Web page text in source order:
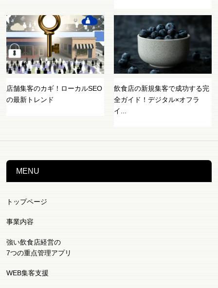
店舗集客のカギ！ローカルSEO
の最新トレンド
飲食店の新規集客で成功する完
全ガイド！デジタル×オフラ
イ...
MENU
トップページ
事業内容
強い飲食店経営の
7つの重点管理アプリ
WEB集客支援